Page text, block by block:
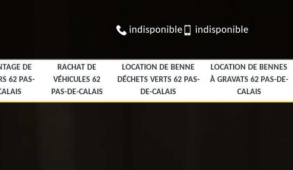
indisponible indisponible
DE
62 PAS-
RACHAT DE
VÉHICULES 62
PAS-DE-CALAIS
LOCATION DE BENNE
DÉCHETS VERTS 62 PAS-
DE-CALAIS
LOCATION DE BENNES
À GRAVATS 62 PAS-DE-
CALAIS